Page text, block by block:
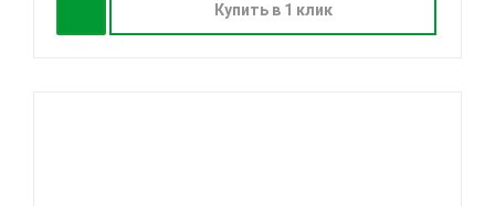
Купить в 1 клик